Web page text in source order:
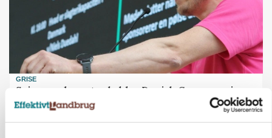
GRISE
Svineproducenter kalder Danish Crowns pris en
katastrofe